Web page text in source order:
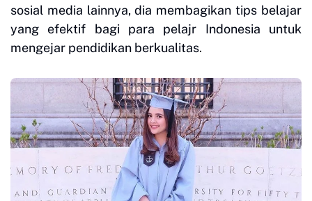
sosial media lainnya, dia membagikan tips belajar
yang efektif bagi para pelajr Indonesia untuk
mengejar pendidikan berkualitas.